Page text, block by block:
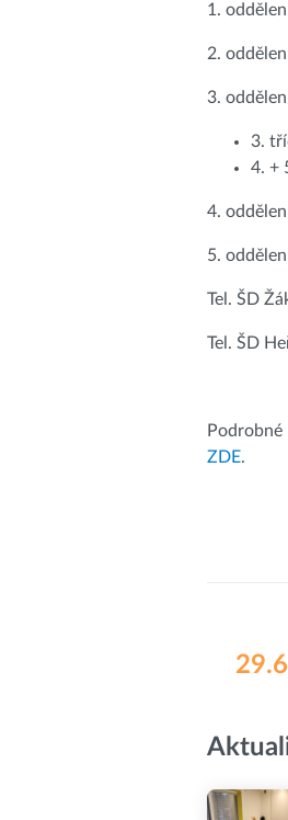
1.
2.
3.
3.
4. +
4.
5.
Tel. ŠD
Tel. ŠD
ZDE.